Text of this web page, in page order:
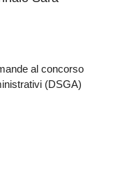
al concorso
(DSGA)